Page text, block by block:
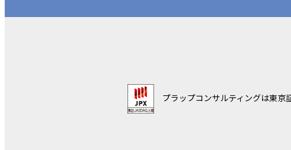
プラップコンサルティングは東